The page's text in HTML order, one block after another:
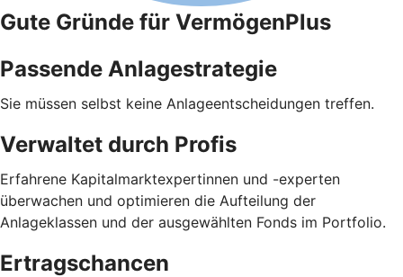
Gute Gründe für VermögenPlus
Passende Anlagestrategie
Sie müssen selbst keine Anlageentscheidungen treffen.
Verwaltet durch Profis
Erfahrene Kapitalmarktexpertinnen und -experten
überwachen und optimieren die Aufteilung der
Anlageklassen und der ausgewählten Fonds im Portfolio.
Ertragschancen